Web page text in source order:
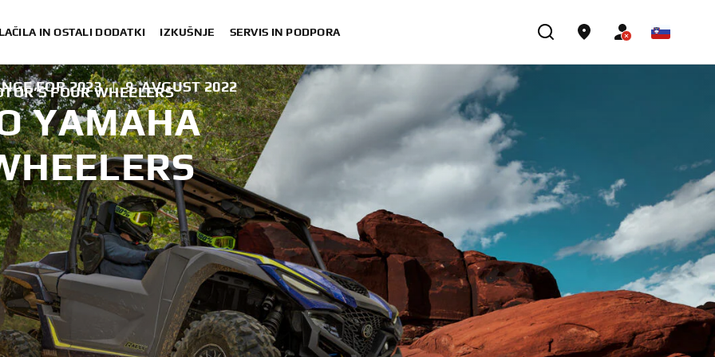
IN OSTALI DODATKI IZKUŠNJE SERVIS IN PODPORA
FOUR WHEELERS
FOR 2023 | 9. AVGUST 2022
YAMAHA